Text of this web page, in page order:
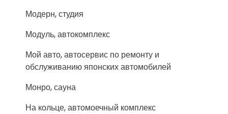
Модерн, студия
Модуль, автокомплекс
Мой авто, автосервис по ремонту и
обслуживанию японских автомобилей
Монро, сауна
На кольце, автомоечный комплекс